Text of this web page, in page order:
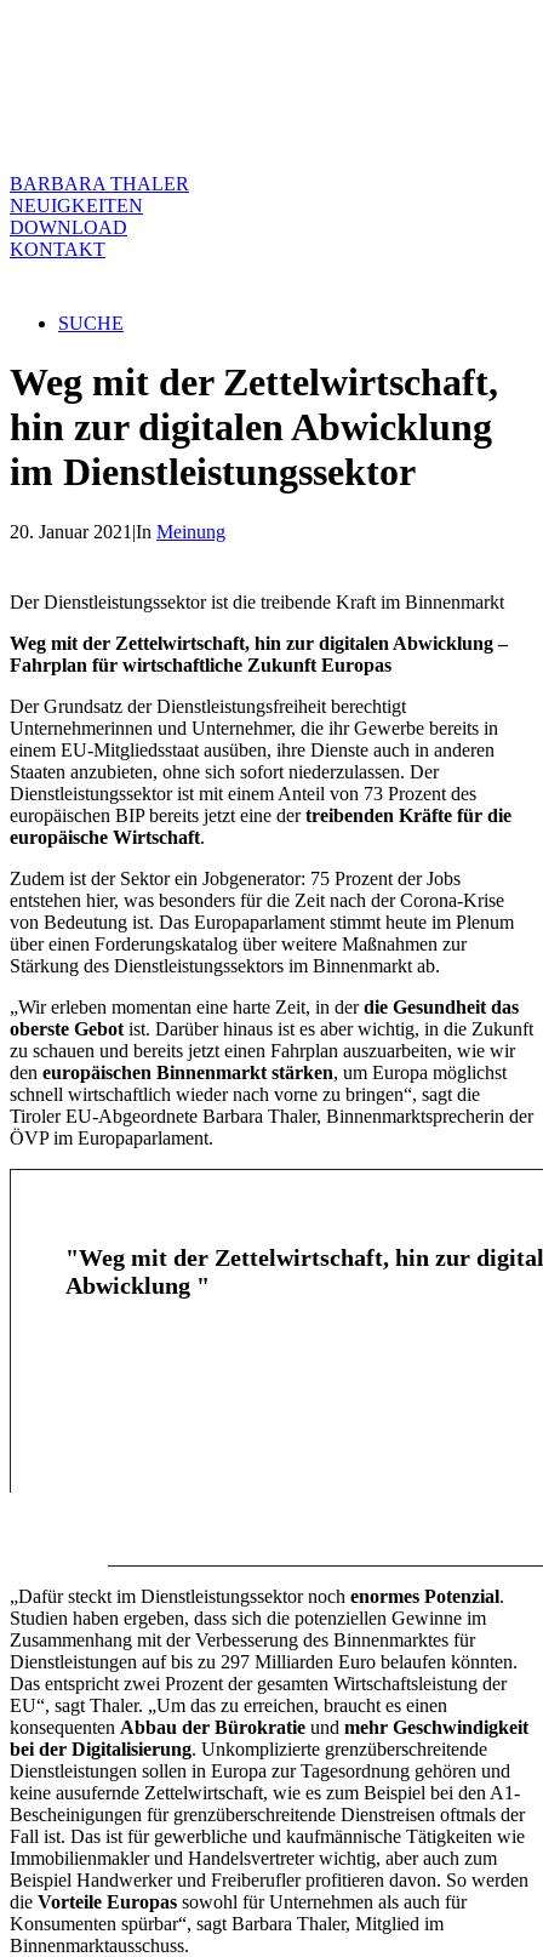
BARBARA THALER
NEUIGKEITEN
DOWNLOAD
KONTAKT
SUCHE
Weg mit der Zettelwirtschaft,
hin zur digitalen Abwicklung
im Dienstleistungssektor
20. Januar 2021 |In Meinung
Der Dienstleistungssektor ist die treibende Kraft im Binnenmarkt
Weg mit der Zettelwirtschaft, hin zur digitalen Abwicklung –
Fahrplan für wirtschaftliche Zukunft Europas
Der Grundsatz der Dienstleistungsfreiheit berechtigt
Unternehmerinnen und Unternehmer, die ihr Gewerbe bereits in
einem EU-Mitgliedsstaat ausüben, ihre Dienste auch in anderen
Staaten anzubieten, ohne sich sofort niederzulassen. Der
Dienstleistungssektor ist mit einem Anteil von 73 Prozent des
europäischen BIP bereits jetzt eine dertreibenden Kräfte für die
europäische Wirtschaft.
Zudem ist der Sektor ein Jobgenerator: 75 Prozent der Jobs
entstehen hier, was besonders für die Zeit nach der Corona-Krise
von Bedeutung ist. Das Europaparlament stimmt heute im Plenum
über einen Forderungskatalog über weitere Maßnahmen zur
Stärkung des Dienstleistungssektors im Binnenmarkt ab.
„Wir erleben momentan eine harte Zeit, in derdie Gesundheit das
oberste Gebot ist. Darüber hinaus ist es aber wichtig, in die Zukunft
zu schauen und bereits jetzt einen Fahrplan auszuarbeiten, wie wir
den europäischen Binnenmarkt stärken, um Europa möglichst
schnell wirtschaftlich wieder nach vorne zu bringen“, sagt die
Tiroler EU-Abgeordnete Barbara Thaler, Binnenmarktsprecherin der
ÖVP im Europaparlament.
"Weg mit der Zettelwirtschaft, hin zur
Abwicklung "
„Dafür steckt im Dienstleistungssektor noch enormes Potenzial.
Studien haben ergeben, dass sich die potenziellen Gewinne im
Zusammenhang mit der Verbesserung des Binnenmarktes für
Dienstleistungen auf bis zu 297 Milliarden Euro belaufen könnten.
Das entspricht zwei Prozent der gesamten Wirtschaftsleistung der
EU“, sagt Thaler. „Um das zu erreichen, braucht es einen
konsequenten Abbau der Bürokratie und mehr Geschwindigkeit
bei der Digitalisierung. Unkomplizierte grenzüberschreitende
Dienstleistungen sollen in Europa zur Tagesordnung gehören und
keine ausufernde Zettelwirtschaft, wie es zum Beispiel bei den A1-
Bescheinigungen für grenzüberschreitende Dienstreisen oftmals der
Fall ist. Das ist für gewerbliche und kaufmännische Tätigkeiten wie
Immobilienmakler und Handelsvertreter wichtig, aber auch zum
Beispiel Handwerker und Freiberufler profitieren davon. So werden
die Vorteile Europas sowohl für Unternehmen als auch für
Konsumenten spürbar“, sagt Barbara Thaler, Mitglied im
Binnenmarktausschuss.